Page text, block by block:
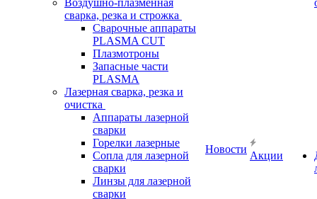
Воздушно-плазменная
сварка, резка и строжка
Сварочные аппараты
PLASMA CUT
Плазмотроны
Запасные части
PLASMA
Лазерная сварка, резка и
очистка
Аппараты лазерной
сварки
Горелки лазерные
Сопла для лазерной
сварки
Линзы для лазерной
сварки
Новости
Акции